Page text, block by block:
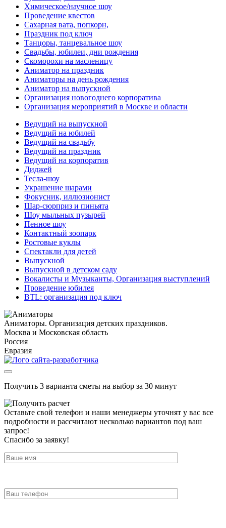
Химическое/научное шоу
Проведение квестов
Сахарная вата, попкорн,
Праздник под ключ
Танцоры, танцевальное шоу
Свадьбы, юбилеи, дни рождения
Скоморохи на масленицу
Аниматор на праздник
Аниматоры на день рождения
Аниматор на выпускной
Организация новогоднего корпоратива
Организация мероприятий в Москве и области
Ведущий на выпускной
Ведущий на юбилей
Ведущий на свадьбу
Ведущий на праздник
Ведущий на корпоратив
Диджей
Тесла-шоу
Украшение шарами
Фокусник, иллюзионист
Шар-сюрприз и пиньята
Шоу мыльных пузырей
Пенное шоу
Контактный зоопарк
Ростовые куклы
Спектакли для детей
Выпускной
Выпускной в детском саду
Вокалисты и Музыканты, Организация выступлений
Проведение юбилея
BTL: организация под ключ
Аниматоры. Организация детских праздников.
Москва и Московская область
Россия
Евразия
Получить 3 варианта сметы на выбор за 30 минут
Оставьте свой телефон и наши менеджеры уточнят у вас все
подробности и рассчитают несколько вариантов под ваш
запрос!
Спасибо за заявку!